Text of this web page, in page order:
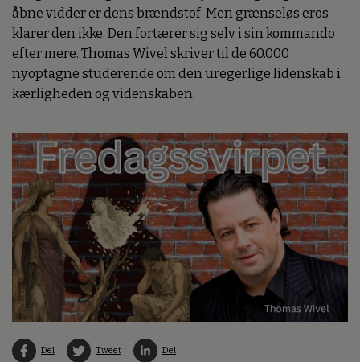
åbne vidder er dens brændstof. Men grænseløs eros
klarer den ikke. Den fortærer sig selv i sin kommando
efter mere. Thomas Wivel skriver til de 60.000
nyoptagne studerende om den uregerlige lidenskab i
kærligheden og videnskaben.
Del Tweet Del